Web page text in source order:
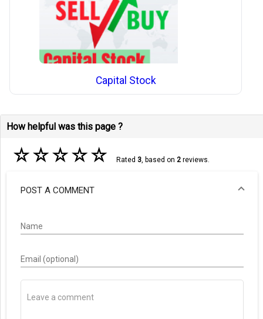
Capital Stock
How helpful was this page ?
☆☆☆☆☆ Rated 3, based on 2reviews.
POST A COMMENT
Name
Email (optional)